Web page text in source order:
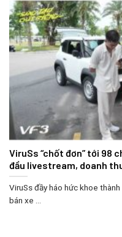
ViruSs “chốt đơn” tới 98
đầu livestream, doanh
ViruSs đầy háo hức khoe
bán xe ...